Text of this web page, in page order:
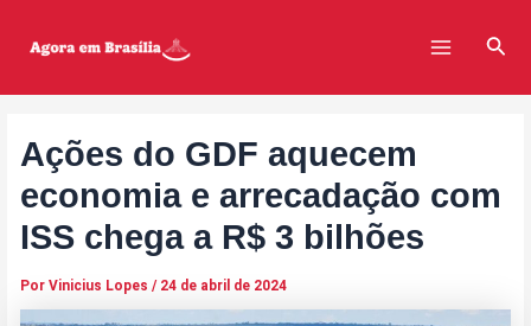
Menu
Ações do GDF aquecem
economia e arrecadação com
ISS chega a R$ 3 bilhões
Por Vinicius Lopes / 24 de abril de 2024